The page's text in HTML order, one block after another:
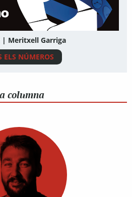
| Meritxell Garriga
ELS NÚMEROS
columna